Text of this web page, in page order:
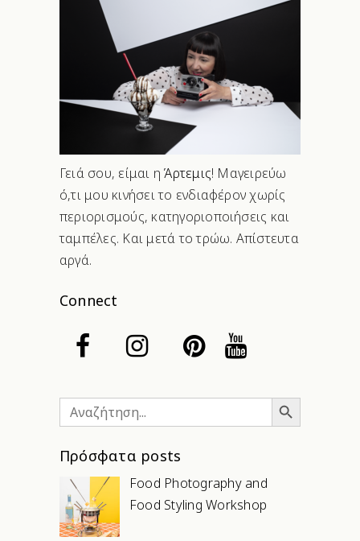
Γειά σου, είμαι ηΆρτεμις! Μαγειρεύω
ό,τι μου κινήσει το ενδιαφέρον χωρίς
περιορισμούς, κατηγοριοποιήσεις και
ταμπέλες. Και μετά το τρώω. Απίστευτα
αργά.
Connect
Search
for:
Search Button
Πρόσφατα posts
Food Photography and
Food Styling Workshop